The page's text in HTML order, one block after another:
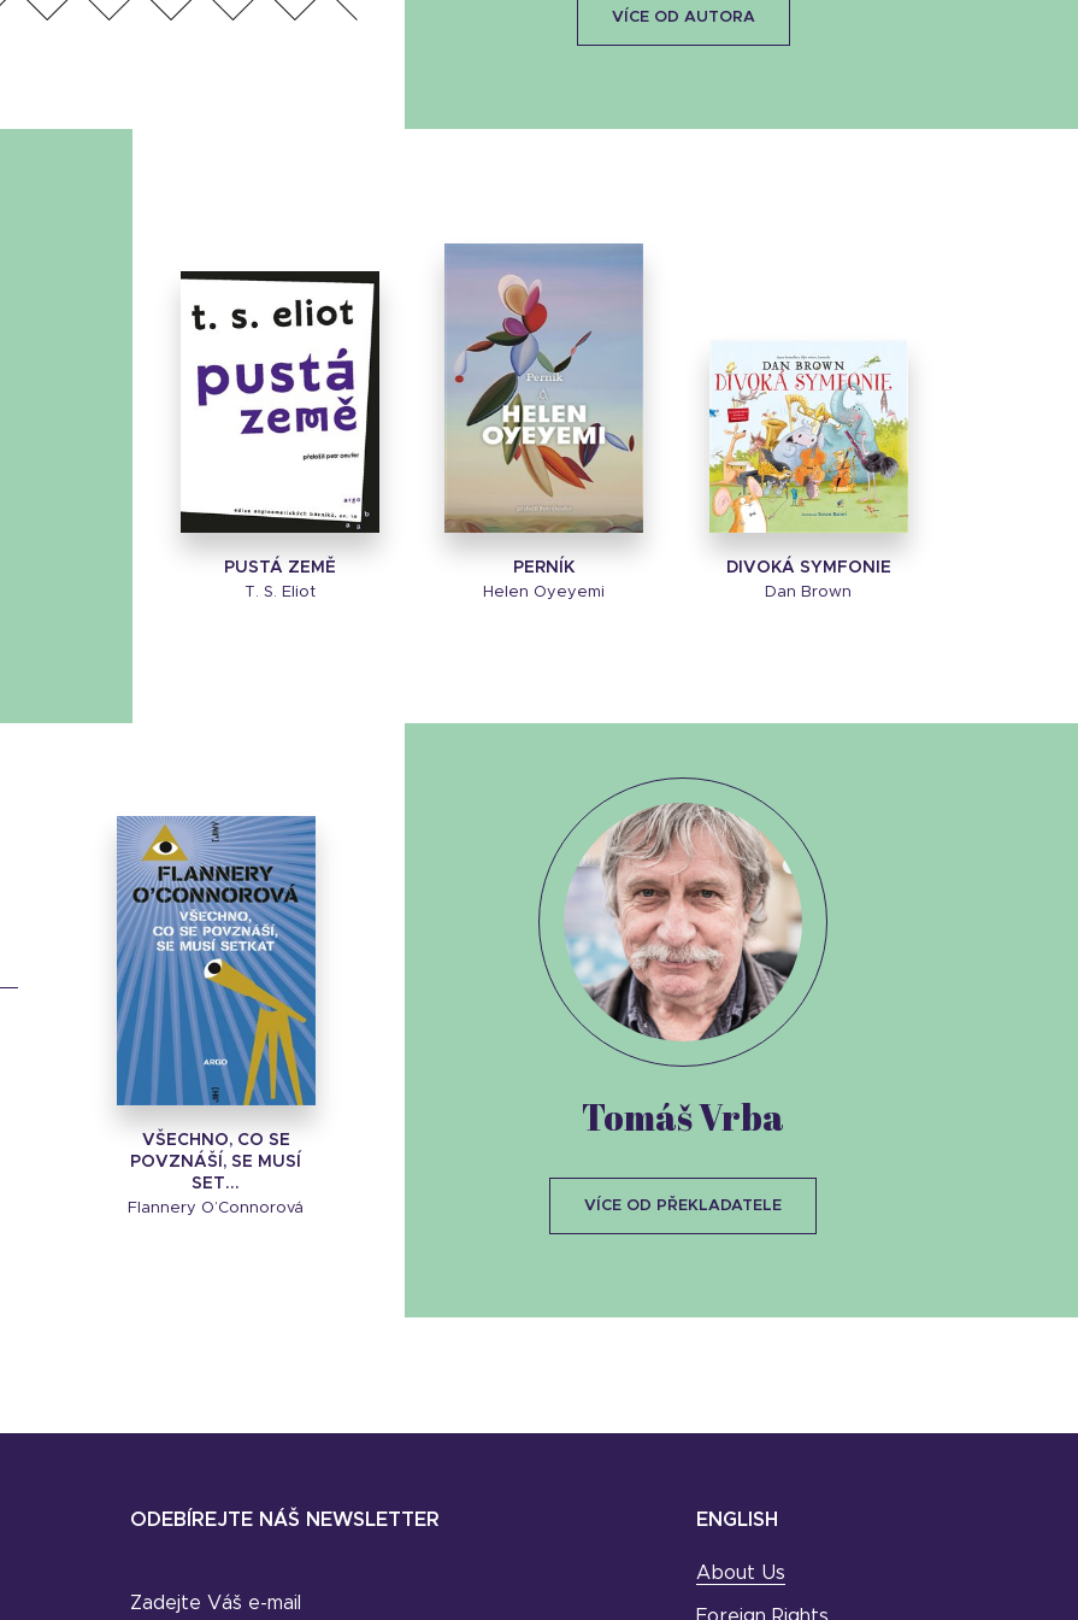
VÍCE OD AUTORA
PUSTÁ ZEMĚ
T. S. Eliot
PERNÍK
Helen Oyeyemi
DIVOKÁ SYMFONIE
Dan Brown
VŠECHNO, CO SE
POVZNÁŠÍ, SE MUSÍ
SET...
Flannery O’Connorová
Tomáš Vrba
VÍCE OD PŘEKLADATELE
ODEBÍREJTE NÁŠ NEWSLETTER
Zadejte Váš e-mail
ENGLISH
About Us